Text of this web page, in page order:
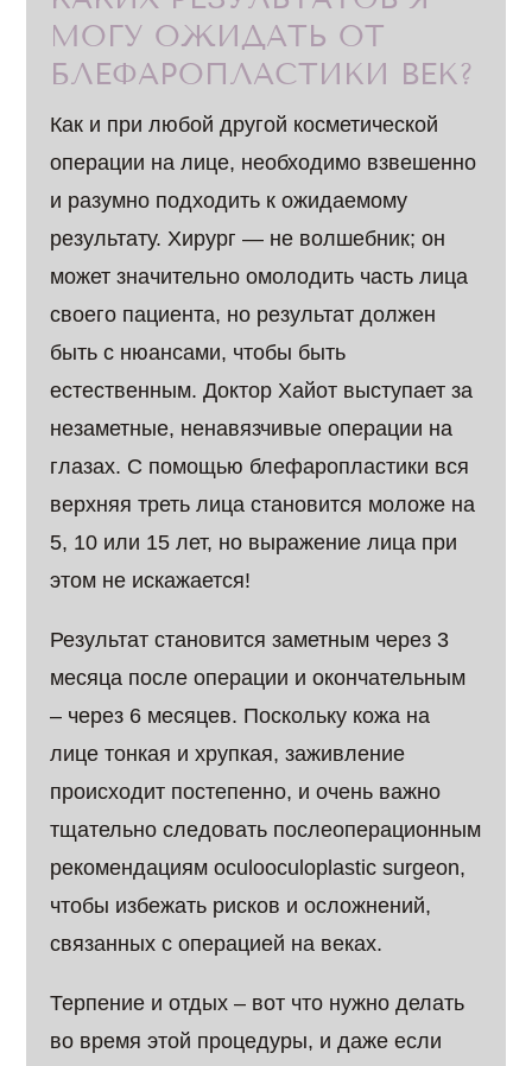
МОГУ ОЖИДАТЬ ОТ
БЛЕФАРОПЛАСТИКИ ВЕК?
Как и при любой другой косметической
операции на лице, необходимо взвешенно
и разумно подходить к ожидаемому
результату. Хирург — не волшебник; он
может значительно омолодить часть лица
своего пациента, но результат должен
быть с нюансами, чтобы быть
естественным. Доктор Хайот выступает за
незаметные, ненавязчивые операции на
глазах. С помощью блефаропластики вся
верхняя треть лица становится моложе на
5, 10 или 15 лет, но выражение лица при
этом не искажается!
Результат становится заметным через 3
месяца после операции и окончательным
– через 6 месяцев. Поскольку кожа на
лице тонкая и хрупкая, заживление
происходит постепенно, и очень важно
тщательно следовать послеоперационным
рекомендациям оculooculoplastic surgeon,
чтобы избежать рисков и осложнений,
связанных с операцией на веках.
Терпение и отдых – вот что нужно делать
во время этой процедуры, и даже если